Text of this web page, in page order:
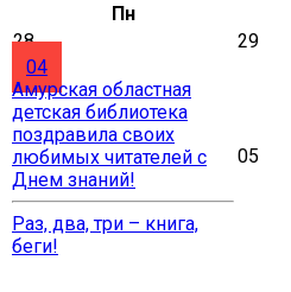
Пн
28
29
04
Амурская областная
детская библиотека
поздравила своих
любимых читателей с
Днем знаний!
Раз, два, три – книга,
беги!
05